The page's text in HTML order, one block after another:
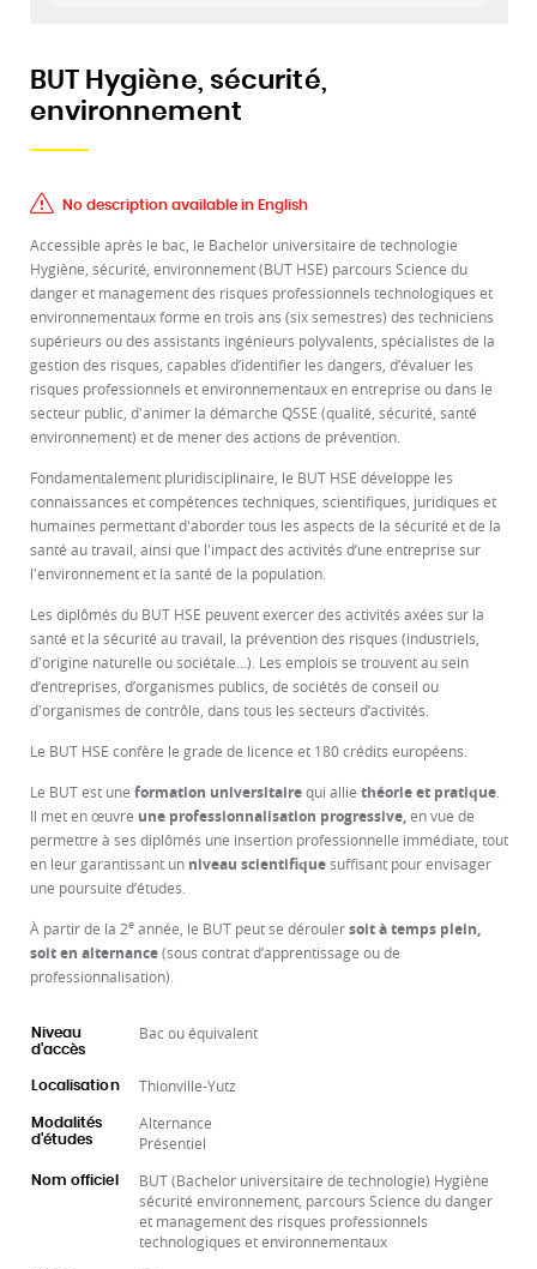
BUT Hygiène, sécurité,
environnement
No description available in English
Accessible après le bac, le Bachelor universitaire de technologie
Hygiène, sécurité, environnement (BUT HSE) parcours Science du
danger et management des risques professionnels technologiques et
environnementaux forme en trois ans (six semestres) des techniciens
supérieurs ou des assistants ingénieurs polyvalents, spécialistes de la
gestion des risques, capables d’identifier les dangers, d’évaluer les
risques professionnels et environnementaux en entreprise ou dans le
secteur public, d'animer la démarche QSSE (qualité, sécurité, santé
environnement) et de mener des actions de prévention.
Fondamentalement pluridisciplinaire, le BUT HSE développe les
connaissances et compétences techniques, scientifiques, juridiques et
humaines permettant d'aborder tous les aspects de la sécurité et de la
santé au travail, ainsi que l'impact des activités d’une entreprise sur
l'environnement et la santé de la population.
Les diplômés du BUT HSE peuvent exercer des activités axées sur la
santé et la sécurité au travail, la prévention des risques (industriels,
d'origine naturelle ou sociétale…). Les emplois se trouvent au sein
d’entreprises, d’organismes publics, de sociétés de conseil ou
d'organismes de contrôle, dans tous les secteurs d’activités.
Le BUT HSE confère le grade de licence et 180 crédits européens.
Le BUT est une formation universitairequi allie théorie et pratique.
Il met en œuvre une professionnalisation progressive,en vue de
permettre à ses diplômés une insertion professionnelle immédiate, tout
en leur garantissant un niveau scientifiquesuffisant pour envisager
une poursuite d’études.
À partir de la 2eannée, le BUT peut se déroulersoit à temps plein,
soit en alternance(sous contrat d’apprentissage ou de
professionnalisation).
Niveau
d'accès
Bac ou équivalent
Localisation Thionville-Yutz
Modalités
d'études
Alternance
Présentiel
Nom officiel
BUT (Bachelor universitaire de technologie) Hygiène
sécurité environnement, parcours Science du danger
et management des risques professionnels
technologiques et environnementaux